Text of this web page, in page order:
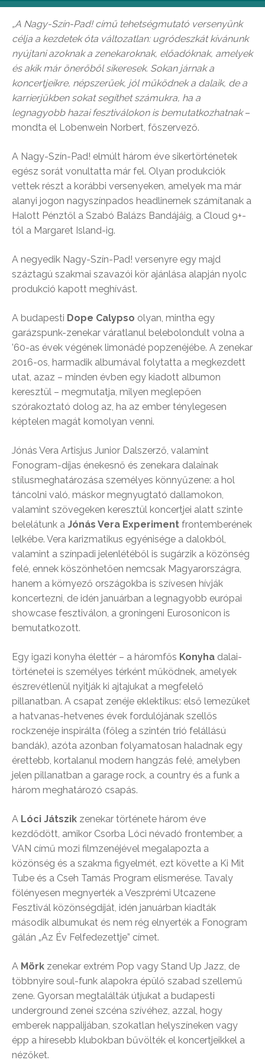
„A Nagy-Szín-Pad! című tehetségmutató versenyünk
célja a kezdetek óta változatlan: ugródeszkát kívánunk
nyújtani azoknak a zenekaroknak, előadóknak, amelyek
és akik már önerőből sikeresek. Sokan járnak a
koncertjeikre, népszerűek, jól működnek a dalaik, de a
karrierjükben sokat segíthet számukra, ha a
legnagyobb hazai fesztiválokon is bemutatkozhatnak–
mondta el Lobenwein Norbert, főszervező.
A Nagy-Szín-Pad! elmúlt három éve sikertörténetek
egész sorát vonultatta már fel. Olyan produkciók
vettek részt a korábbi versenyeken, amelyek ma már
alanyi jogon nagyszínpados headlinernek számítanak a
Halott Pénztől a Szabó Balázs Bandájáig, a Cloud 9+-
tól a Margaret Island-ig.
A negyedik Nagy-Szín-Pad! versenyre egy majd
száztagú szakmai szavazói kör ajánlása alapján nyolc
produkció kapott meghívást.
A budapesti Dope Calypso olyan, mintha egy
garázspunk-zenekar váratlanul belebolondult volna a
’60-as évek végének limonádé popzenéjébe. A zenekar
2016-os, harmadik albumával folytatta a megkezdett
utat, azaz – minden évben egy kiadott albumon
keresztül – megmutatja, milyen meglepően
szórakoztató dolog az, ha az ember ténylegesen
képtelen magát komolyan venni.
Jónás Vera Artisjus Junior Dalszerző, valamint
Fonogram-díjas énekesnő és zenekara dalainak
stílusmeghatározása személyes könnyűzene: a hol
táncolni való, máskor megnyugtató dallamokon,
valamint szövegeken keresztül koncertjei alatt szinte
belelátunk a Jónás Vera Experiment frontemberének
lelkébe. Vera karizmatikus egyénisége a dalokból,
valamint a színpadi jelenlétéből is sugárzik a közönség
felé, ennek köszönhetően nemcsak Magyarországra,
hanem a környező országokba is szívesen hívják
koncertezni, de idén januárban a legnagyobb európai
showcase fesztiválon, a groningeni Eurosonicon is
bemutatkozott.
Egy igazi konyha élettér – a háromfős Konyha dalai-
történetei is személyes térként működnek, amelyek
észrevétlenül nyitják ki ajtajukat a megfelelő
pillanatban. A csapat zenéje eklektikus: első lemezüket
a hatvanas-hetvenes évek fordulójának szellős
rockzenéje inspirálta (főleg a szintén trió felállású
bandák), azóta azonban folyamatosan haladnak egy
érettebb, kortalanul modern hangzás felé, amelyben
jelen pillanatban a garage rock, a country és a funk a
három meghatározó csapás.
A Lóci Játszik zenekar története három éve
kezdődött, amikor Csorba Lóci névadó frontember, a
VAN című mozi filmzenéjével megalapozta a
közönség és a szakma figyelmét, ezt követte a Ki Mit
Tube és a Cseh Tamás Program elismerése. Tavaly
fölényesen megnyerték a Veszprémi Utcazene
Fesztivál közönségdíját, idén januárban kiadták
második albumukat és nem rég elnyerték a Fonogram
gálán „Az Év Felfedezettje” címet.
A Mörk zenekar extrém Pop vagy Stand Up Jazz, de
többnyire soul-funk alapokra épülő szabad szellemű
zene. Gyorsan megtalálták útjukat a budapesti
underground zenei szcéna szívéhez, azzal, hogy
emberek nappalijában, szokatlan helyszíneken vagy
épp a híresebb klubokban bűvölték el koncertjeikkel a
nézőket.